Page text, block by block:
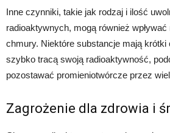
Inne czynniki, takie jak rodzaj i ilość
radioaktywnych, mogą również
chmury. Niektóre substancje mają krótki
szybko tracą swoją radioaktywność,
pozostawać promieniotwórcze przez
Zagrożenie dla zdrowia i